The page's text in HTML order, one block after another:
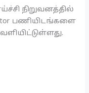
நிறுவனத்தில்
பணியிடங்களை